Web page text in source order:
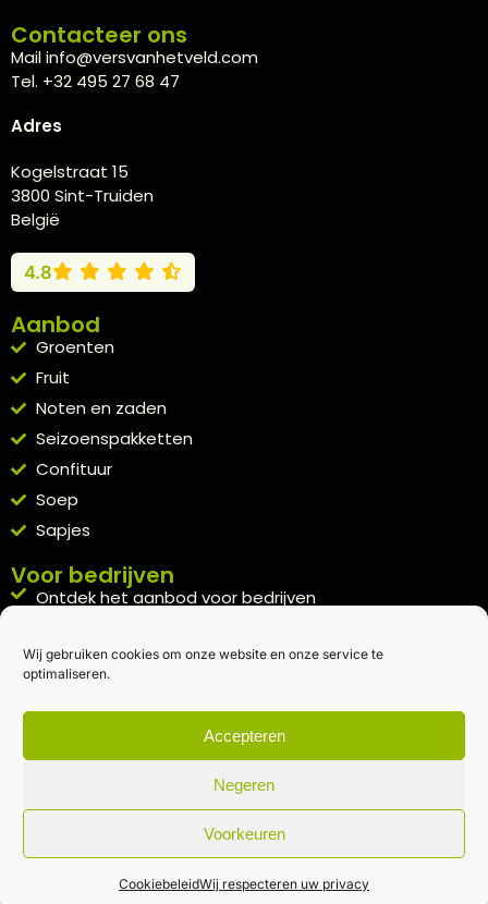
Wij gebruiken cookies om onze website en onze service te
optimaliseren.
Accepteren
Negeren
Voorkeuren
CookiebeleidWij respecteren uw privacy
Contacteer ons
Mail info@versvanhetveld.com
Tel. +32 495 27 68 47
Adres
Kogelstraat 15
3800 Sint-Truiden
België
4.8
Aanbod
Groenten
Fruit
Noten en zaden
Seizoenspakketten
Confituur
Soep
Sapjes
Voor bedrijven
Ontdek het aanbod voor bedrijven
Kennismakingspakket aanvragen
Blijft op de hoogte
Rechtstreeks van het veld naar je inbox.
Inschrijven nieuwsbrief
Algemene voorwaarden|Privacybeleid| gemaakt met door
creativitijd